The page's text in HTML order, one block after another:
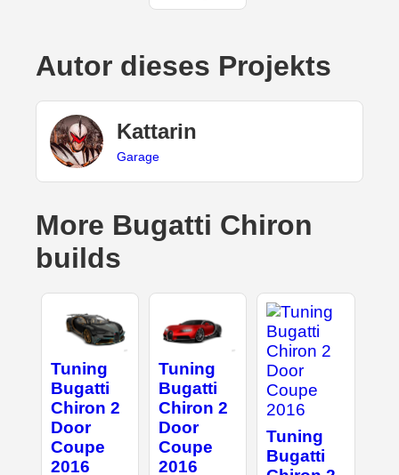
Autor dieses Projekts
Kattarin
Garage
More Bugatti Chiron
builds
Tuning
Bugatti
Chiron 2
Door
Coupe
2016
Tuning
Bugatti
Chiron 2
Door
Coupe
2016
Tuning
Bugatti